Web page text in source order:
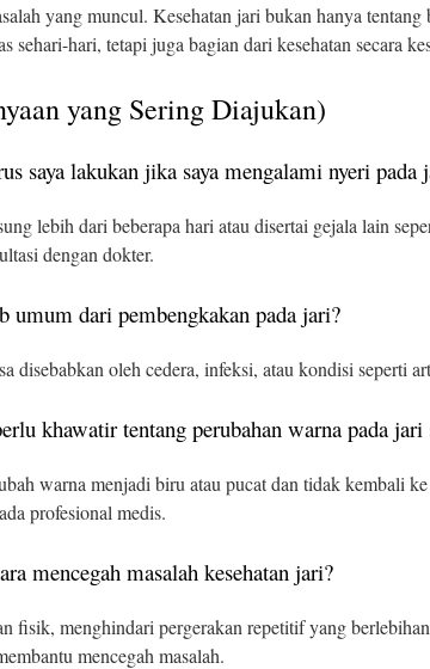
yang muncul. Kesehatan jari bukan hanya tentang
sehari-hari, tetapi juga bagian dari kesehatan secara
yang Sering Diajukan)
saya lakukan jika saya mengalami nyeri pada
lebih dari beberapa hari atau disertai gejala lain
dengan dokter.
umum dari pembengkakan pada jari?
disebabkan oleh cedera, infeksi, atau kondisi seperti
khawatir tentang perubahan warna pada jari
warna menjadi biru atau pucat dan tidak kembali
profesional medis.
mencegah masalah kesehatan jari?
fisik, menghindari pergerakan repetitif yang
mencegah masalah.